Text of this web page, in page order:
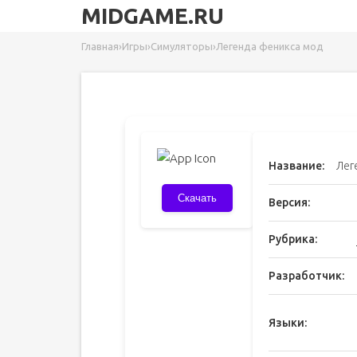
MIDGAME.RU
Главная›Игры›Симуляторы›Легенда феникса мод
Скачать
Название:
Версия:
Рубрика:
Разработчик:
Языки: